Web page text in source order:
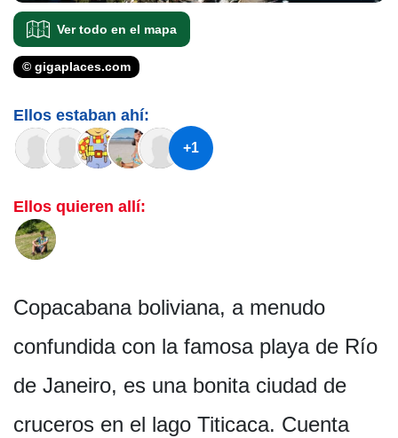
Ver todo en el mapa
© gigaplaces.com
Ellos estaban ahí:
+1
Ellos quieren allí:
Copacabana boliviana, a menudo
confundida con la famosa playa de Río
de Janeiro, es una bonita ciudad de
cruceros en el lago Titicaca. Cuenta